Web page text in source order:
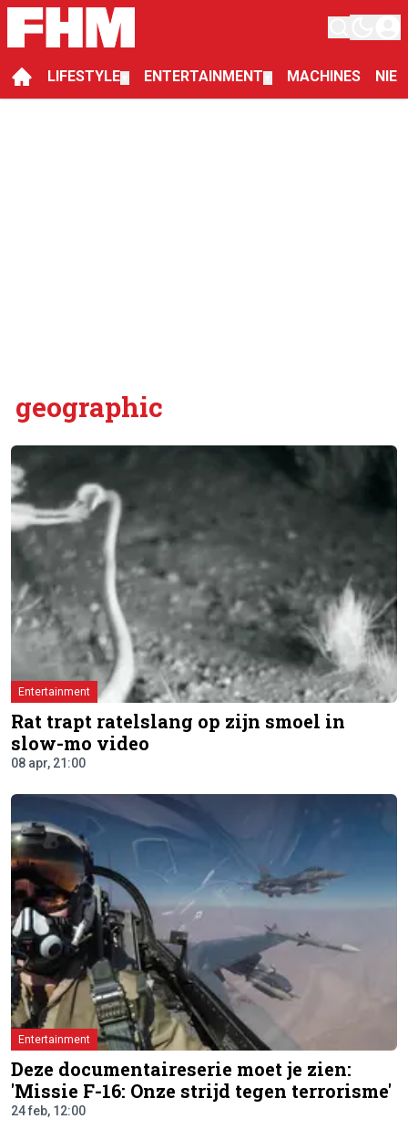
LIFESTYLE ENTERTAINMENT MACHINES
geographic
Entertainment
Rat trapt ratelslang op zijn smoel in
slow-mo video
08 apr, 21:00
Entertainment
Deze documentaireserie moet je zien:
'Missie F-16: Onze strijd tegen terrorisme'
24 feb, 12:00